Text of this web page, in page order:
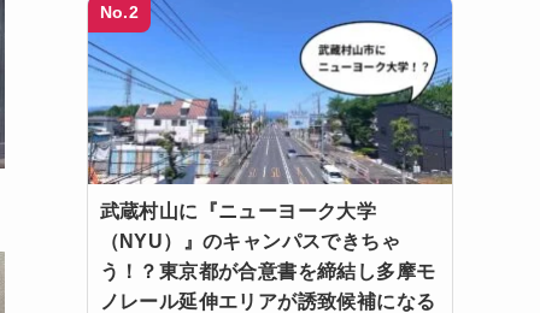
No.2
武蔵村山に『ニューヨーク大学
（NYU）』のキャンパスできちゃ
う！？東京都が合意書を締結し多摩モ
ノレール延伸エリアが誘致候補になる